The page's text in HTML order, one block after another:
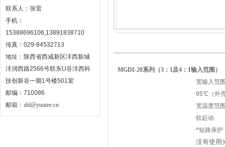
联系人：张雷
手机：
15388696106,13891838710
传真：029-84532713
地址：陕西省西咸新区沣西新城
沣润西路2566号联东U谷沣西科
技创新谷一期1号楼501室
邮编：710086
邮箱： zhl@yuutee.cn
MGDI-20系列（3： 1及4： 1输入范围）
·宽输入范
·95℃（外
·宽温度范
·软起动
·*短路保护
·没有使用